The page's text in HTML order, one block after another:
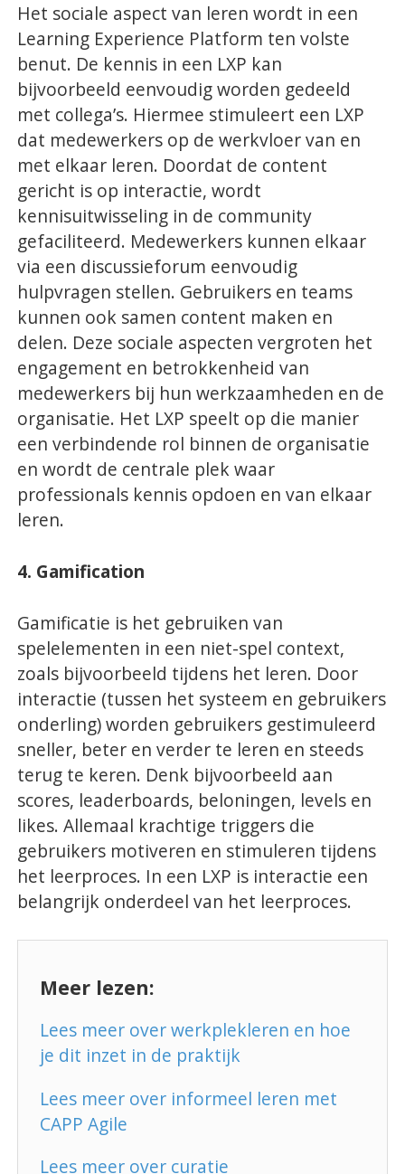
Het sociale aspect van leren wordt in een
Learning Experience Platform ten volste
benut. De kennis in een LXP kan
bijvoorbeeld eenvoudig worden gedeeld
met collega’s. Hiermee stimuleert een LXP
dat medewerkers op de werkvloer van en
met elkaar leren. Doordat de content
gericht is op interactie, wordt
kennisuitwisseling in de community
gefaciliteerd. Medewerkers kunnen elkaar
via een discussieforum eenvoudig
hulpvragen stellen. Gebruikers en teams
kunnen ook samen content maken en
delen. Deze sociale aspecten vergroten het
engagement en betrokkenheid van
medewerkers bij hun werkzaamheden en de
organisatie. Het LXP speelt op die manier
een verbindende rol binnen de organisatie
en wordt de centrale plek waar
professionals kennis opdoen en van elkaar
leren.
4. Gamification
Gamificatie is het gebruiken van
spelelementen in een niet-spel context,
zoals bijvoorbeeld tijdens het leren. Door
interactie (tussen het systeem en gebruikers
onderling) worden gebruikers gestimuleerd
sneller, beter en verder te leren en steeds
terug te keren. Denk bijvoorbeeld aan
scores, leaderboards, beloningen, levels en
likes. Allemaal krachtige triggers die
gebruikers motiveren en stimuleren tijdens
het leerproces. In een LXP is interactie een
belangrijk onderdeel van het leerproces.
Meer lezen:
Lees meer over werkplekleren en hoe
je dit inzet in de praktijk
Lees meer over informeel leren met
CAPP Agile
Lees meer over curatie